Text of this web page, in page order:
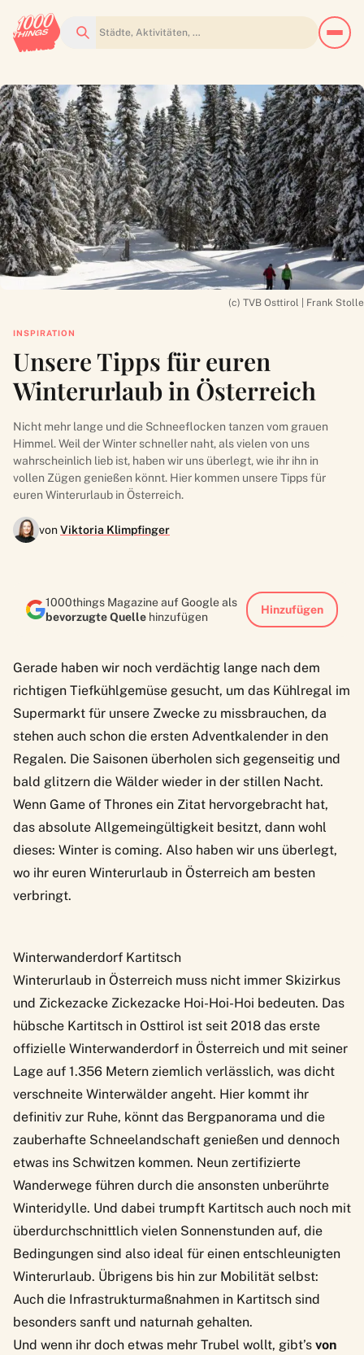
Suchen
(c) TVB Osttirol | Frank Stolle
INSPIRATION
Unsere Tipps für euren
Winterurlaub in Österreich
Nicht mehr lange und die Schneeflocken tanzen vom grauen
Himmel. Weil der Winter schneller naht, als vielen von uns
wahrscheinlich lieb ist, haben wir uns überlegt, wie ihr ihn in
vollen Zügen genießen könnt. Hier kommen unsere Tipps für
euren Winterurlaub in Österreich.
vonViktoria Klimpfinger
1000things Magazine auf Google als
bevorzugte Quelle hinzufügen
Hinzufügen
Gerade haben wir noch verdächtig lange nach dem
richtigen Tiefkühlgemüse gesucht, um das Kühlregal im
Supermarkt für unsere Zwecke zu missbrauchen, da
stehen auch schon die ersten Adventkalender in den
Regalen. Die Saisonen überholen sich gegenseitig und
bald glitzern die Wälder wieder in der stillen Nacht.
Wenn Game of Thrones ein Zitat hervorgebracht hat,
das absolute Allgemeingültigkeit besitzt, dann wohl
dieses: Winter is coming. Also haben wir uns überlegt,
wo ihr euren Winterurlaub in Österreich am besten
verbringt.
Winterwanderdorf Kartitsch
Winterurlaub in Österreich muss nicht immer Skizirkus
und Zickezacke Zickezacke Hoi-Hoi-Hoi bedeuten. Das
hübsche Kartitsch in Osttirol ist seit 2018 das erste
offizielle Winterwanderdorf in Österreich und mit seiner
Lage auf 1.356 Metern ziemlich verlässlich, was dicht
verschneite Winterwälder angeht. Hier kommt ihr
definitiv zur Ruhe, könnt das Bergpanorama und die
zauberhafte Schneelandschaft genießen und dennoch
etwas ins Schwitzen kommen. Neun zertifizierte
Wanderwege führen durch die ansonsten unberührte
Winteridylle. Und dabei trumpft Kartitsch auch noch mit
überdurchschnittlich vielen Sonnenstunden auf, die
Bedingungen sind also ideal für einen entschleunigten
Winterurlaub. Übrigens bis hin zur Mobilität selbst:
Auch die Infrastrukturmaßnahmen in Kartitsch sind
besonders sanft und naturnah gehalten.
Und wenn ihr doch etwas mehr Trubel wollt, gibt’s von